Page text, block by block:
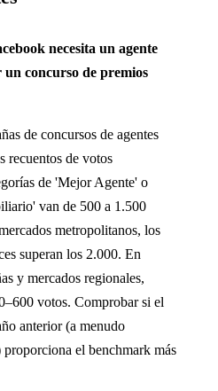
necesita un agente
concurso de premios
de concursos de agentes
recuentos de votos
de 'Mejor Agente' o
van de 500 a 1.500
metropolitanos, los
superan los 2.000. En
y mercados regionales,
votos. Comprobar si el
anterior (a menudo
el benchmark más